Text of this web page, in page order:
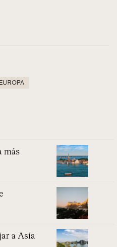
EUROPA
más
a Asia